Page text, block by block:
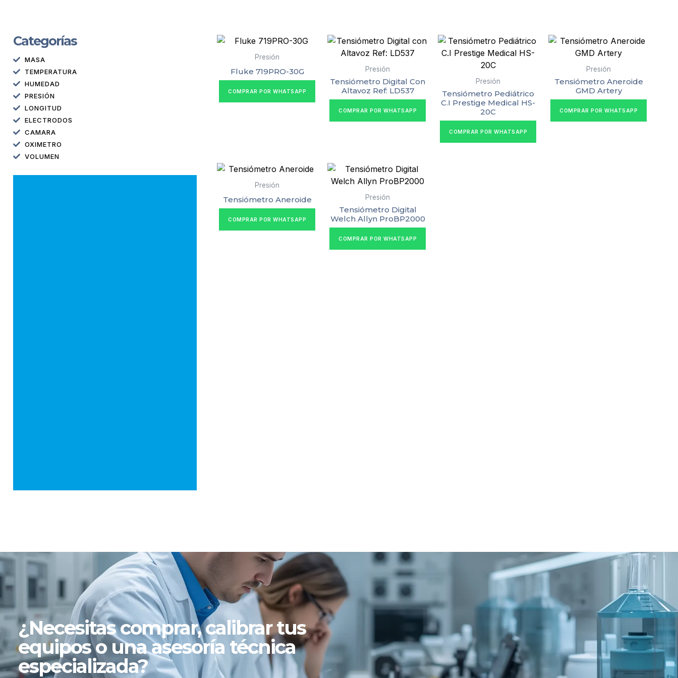
Categorías
MASA
TEMPERATURA
HUMEDAD
PRESIÓN
LONGITUD
ELECTRODOS
CAMARA
OXIMETRO
VOLUMEN
Presión
Fluke 719PRO-30G
COMPRAR POR WHATSAPP
Presión
Tensiómetro Digital Con
Altavoz Ref: LD537
COMPRAR POR WHATSAPP
Presión
Tensiómetro Pediátrico
C.I Prestige Medical HS-
20C
COMPRAR POR WHATSAPP
Presión
Tensiómetro Aneroide
GMD Artery
COMPRAR POR WHATSAPP
Presión
Tensiómetro Aneroide
COMPRAR POR WHATSAPP
Presión
Tensiómetro Digital
Welch Allyn ProBP2000
COMPRAR POR WHATSAPP
¿Necesitas comprar, calibrar tus
equipos o una asesoría técnica
especializada?